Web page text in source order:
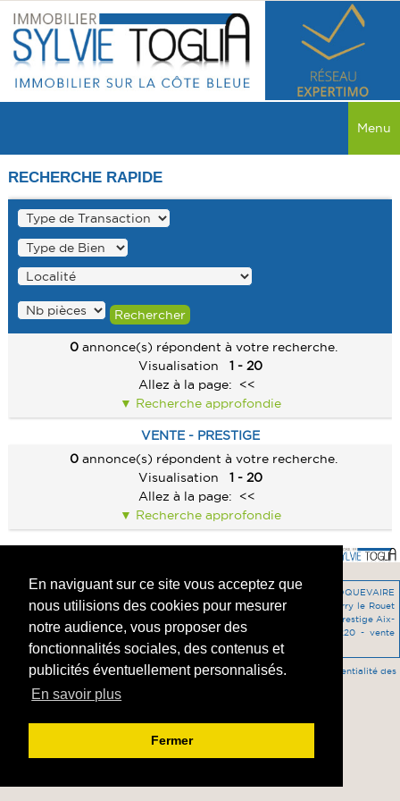
En naviguant sur ce site vous acceptez que
nous utilisions des cookies pour mesurer
notre audience, vous proposer des
fonctionnalités sociales, des contenus et
publicités éventuellement personnalisés.
En savoir plus
Fermer
Menu
ACCUEIL
VENTES
TOUTES LES VENTES
MAISON
APPARTEMENT
COMMERCE
LOCATIONS
MAISON
APPARTEMENT
MAISON
RECHERCHER
CONTACT
RECHERCHE RAPIDE
0 annonce(s) répondent à votre recherche.
Visualisation
1 - 20
Allez à la page: <<
Recherche approfondie
VENTE - PRESTIGE
0 annonce(s) répondent à votre recherche.
Visualisation
1 - 20
Allez à la page: <<
Recherche approfondie
vente Appartement Vitrolles 13127 - programme-neuf Appartement ROQUEVAIRE
13360 -vente Appartement Gignac la Nerthe 13180 -location Prestige Carry le Rouet
vente Maison ISTRES 13800 - vente Maison Le Rove 13740 -
vente Prestige Aix-
en-Provence 13090 -location Commerce Chateauneuf-les-Martigues 13220 - vente
Prestige ANGOULEME 16000 -vente Prestige Gignac la Nerthe 13180 -
Accès agent - Mentions légales-HONORAIRES DE L'AGENCE
Confidentialité des